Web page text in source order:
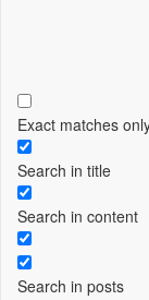
Exact matches
Search in title
Search in content
Search in posts